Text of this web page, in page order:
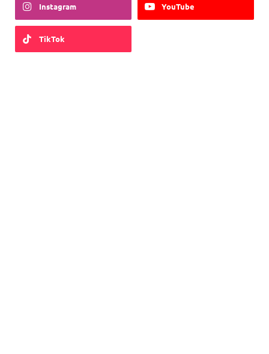
Instagram YouTube
TikTok